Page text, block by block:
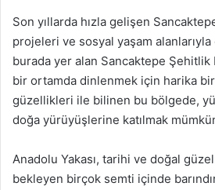
Son yıllarda hızla gelişen
projeleri ve sosyal yaşam alanlarıyla
burada yer alan Sancaktepe Şehitlik
bir ortamda dinlenmek için harika bir
güzellikleri ile bilinen bu bölgede,
doğa yürüyüşlerine katılmak
Anadolu Yakası, tarihi ve doğal
bekleyen birçok semti içinde